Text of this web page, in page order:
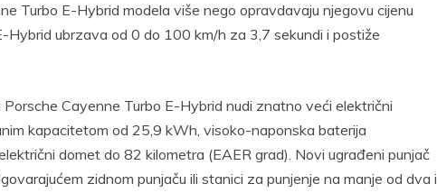
Turbo E-Hybrid modela više nego opravdavaju njegovu cijenu
Hybrid ubrzava od 0 do 100 km/h za 3,7 sekundi i postiže
Cayenne Turbo E-Hybrid nudi znatno veći električni
kapacitetom od 25,9 kWh, visoko-naponska baterija
domet do 82 kilometra (EAER grad). Novi ugrađeni punjač
zidnom punjaču ili stanici za punjenje na manje od dva i